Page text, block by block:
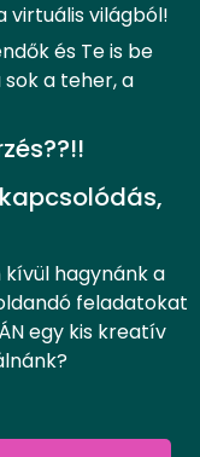
virtuális világból!
és Te is be
sok a teher, a
kívül hagynánk a
feladatokat
egy kis kreatív